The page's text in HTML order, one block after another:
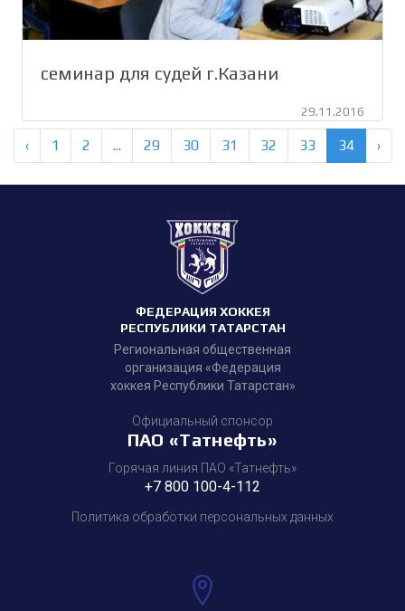
семинар для судей г.Казани
29.11.2016
‹ 1 2 ... 29 30 31 32 33 34 ›
ФЕДЕРАЦИЯ ХОККЕЯ
РЕСПУБЛИКИ ТАТАРСТАН
Региональная общественная
организация «Федерация
хоккея Республики Татарстан»
Официальный спонсор
ПАО «Татнефть»
Горячая линия ПАО «Татнефть»
+7 800 100-4-112
Политика обработки персональных данных